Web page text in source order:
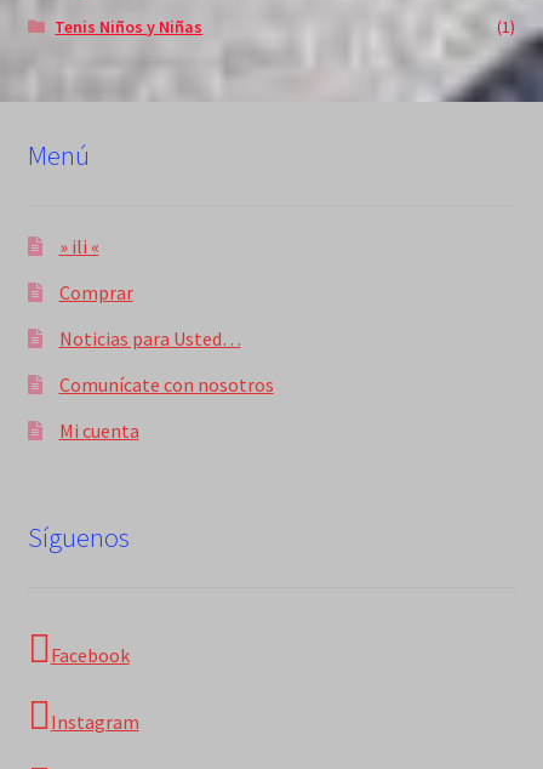
Tenis Niños y Niñas
(1)
Menú
» ili «
Comprar
Noticias para Usted…
Comunícate con nosotros
Mi cuenta
Síguenos
Facebook
Instagram